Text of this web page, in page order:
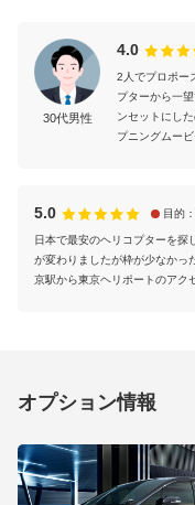
30代男性
4.0
2人でプロポー
プターから一
ンセットにし
プニングムー
5.0 目的
日本で最安のヘリコプターを探
が変わりましたが枠が少なかっ
京駅から東京ヘリポートのアク
オプション情報